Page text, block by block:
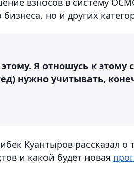
но и других
Я отношусь к
нужно учитывать,
Куантыров рассказал о
и какой будет новая